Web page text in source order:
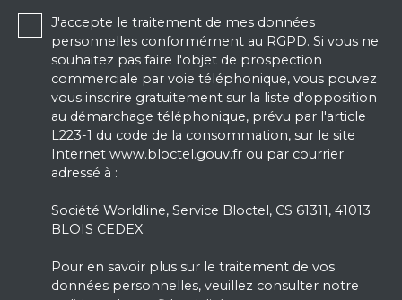
J'accepte le traitement de mes données
personnelles conformément au RGPD. Si vous ne
souhaitez pas faire l'objet de prospection
commerciale par voie téléphonique, vous pouvez
vous inscrire gratuitement sur la liste d'opposition
au démarchage téléphonique, prévu par l'article
L223-1 du code de la consommation, sur le site
Internet www.bloctel.gouv.fr ou par courrier
adressé à :
Société Worldline, Service Bloctel, CS 61311, 41013
BLOIS CEDEX.
Pour en savoir plus sur le traitement de vos
données personnelles, veuillez consulter notre